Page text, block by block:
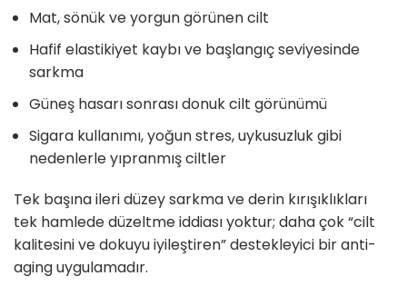
Mat, sönük ve yorgun görünen cilt
Hafif elastikiyet kaybı ve başlangıç seviyesinde
sarkma
Güneş hasarı sonrası donuk cilt görünümü
Sigara kullanımı, yoğun stres, uykusuzluk gibi
nedenlerle yıpranmış ciltler
Tek başına ileri düzey sarkma ve derin kırışıklıkları
tek hamlede düzeltme iddiası yoktur; daha çok “cilt
kalitesini ve dokuyu iyileştiren” destekleyici bir anti-
aging uygulamadır.